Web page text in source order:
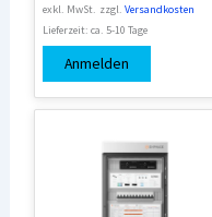
exkl. MwSt. zzgl.Versandkosten
Lieferzeit:ca. 5-10 Tage
Anmelden